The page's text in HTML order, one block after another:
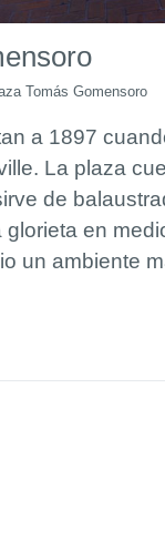
Tomás Gomensoro
a 1897
La plaza
de
glorieta en
un ambiente